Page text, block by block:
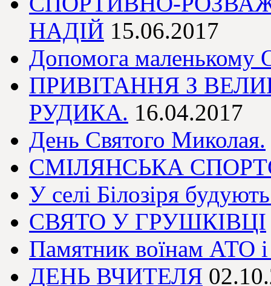
НАДІЙ 15.06.2017
Допомога маленькому
ПРИВІТАННЯ З
РУДИКА. 16.04.2017
День Святого Миколая.
СМІЛЯНСЬКА
У селі Білозіря
СВЯТО У ГРУШКІВЦІ
Памятник воїнам АТО і
ДЕНЬ ВЧИТЕЛЯ